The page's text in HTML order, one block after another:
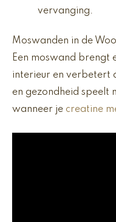
vervanging.
Moswanden in de
Een moswand brengt
interieur en verbetert
en gezondheid speelt
wanneer je creatine